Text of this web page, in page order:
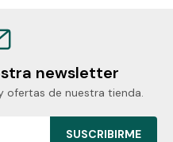
newsletter
ofertas de nuestra tienda.
SUSCRIBIRME